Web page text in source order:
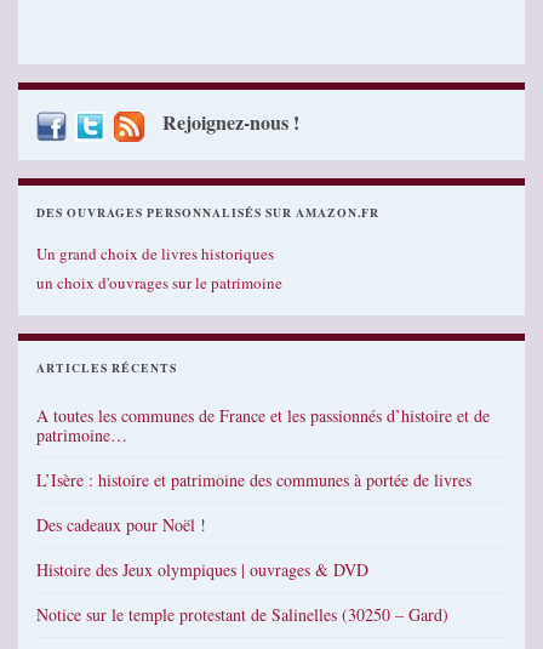
Rejoignez-nous !
DES OUVRAGES PERSONNALISÉS SUR AMAZON.FR
Un grand choix de livres historiques
un choix d'ouvrages sur le patrimoine
ARTICLES RÉCENTS
A toutes les communes de France et les passionnés d’histoire et de
patrimoine…
L’Isère : histoire et patrimoine des communes à portée de livres
Des cadeaux pour Noël !
Histoire des Jeux olympiques | ouvrages & DVD
Notice sur le temple protestant de Salinelles (30250 – Gard)